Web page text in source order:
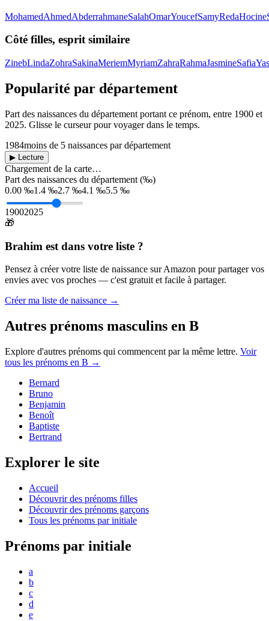
MohamedAhmedAbderrahmaneSalahOmarYoucefSamyRedaHocine
Côté filles, esprit similaire
ZinebLindaZohraSakinaMeriemMyriamZahraRahmaJasmineSafia
Popularité par département
Part des naissances du département portant ce prénom, entre 1900 et
2025. Glisse le curseur pour voyager dans le temps.
1984moins de 5 naissances par département
▶ Lecture
Chargement de la carte…
Part des naissances du département (‰)
0.00 ‰1.4 ‰2.7 ‰4.1 ‰5.5 ‰
19002025
🎁
Brahim est dans votre liste ?
Pensez à créer votre liste de naissance sur Amazon pour partager vos
envies avec vos proches — c'est gratuit et facile à partager.
Créer ma liste de naissance →
Autres prénoms masculins en B
Explore d'autres prénoms qui commencent par la même lettre. Voir
tous les prénoms en B →
Bernard
Bruno
Benjamin
Benoît
Baptiste
Bertrand
Explorer le site
Accueil
Découvrir des prénoms filles
Découvrir des prénoms garçons
Tous les prénoms par initiale
Prénoms par initiale
a
b
c
d
e